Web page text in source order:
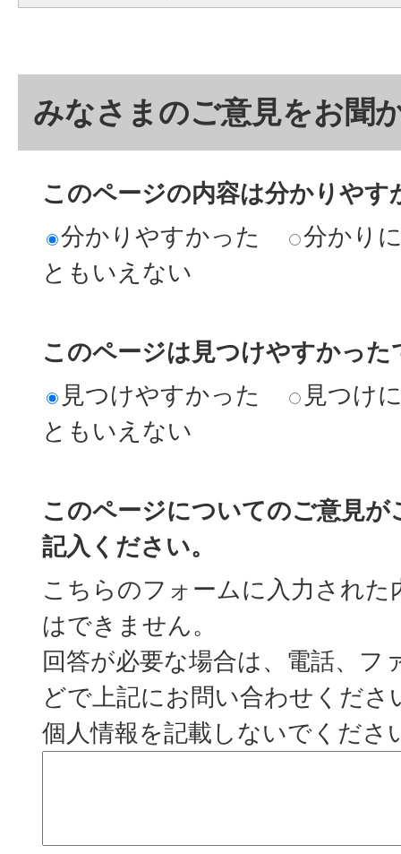
みなさまのご意見をお聞
このページの内容は分かりやす
分かりやすかった
分かり
ともいえない
このページは見つけやすかった
見つけやすかった
見つけ
ともいえない
このページについてのご意見
記入ください。
こちらのフォームに入力された
はできません。
回答が必要な場合は、電話、フ
どで上記にお問い合わせくださ
個人情報を記載しないでくださ